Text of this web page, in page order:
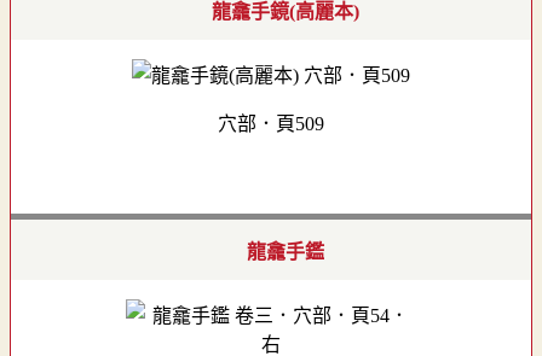
龍龕手鏡(高麗本)
穴部．頁509
龍龕手鑑